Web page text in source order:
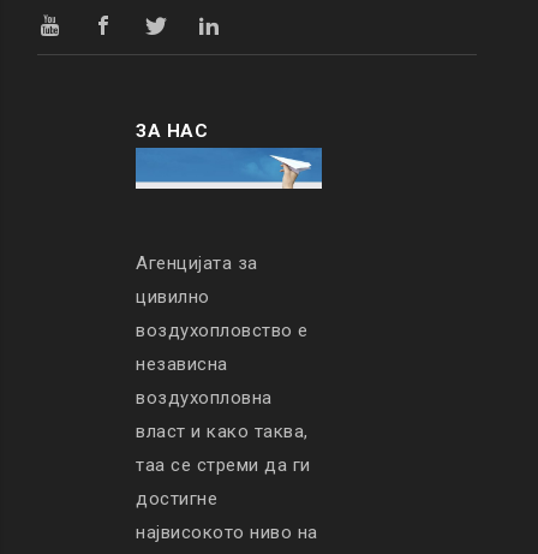
ЗА НАС
Агенцијата за
цивилно
воздухопловство е
независна
воздухопловна
власт и како таква,
таа се стреми да ги
достигне
највисокото ниво на